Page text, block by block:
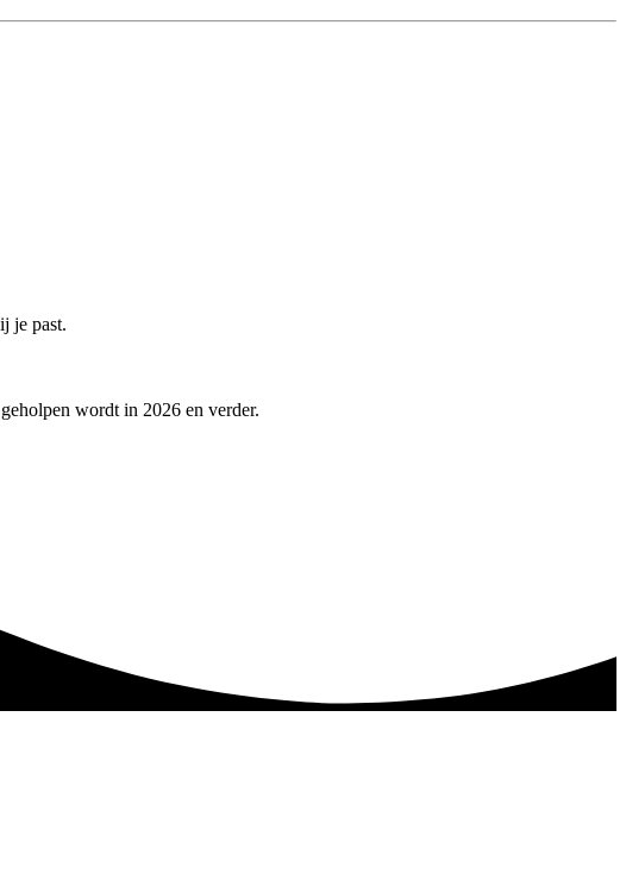
je past.
wordt in 2026 en verder.